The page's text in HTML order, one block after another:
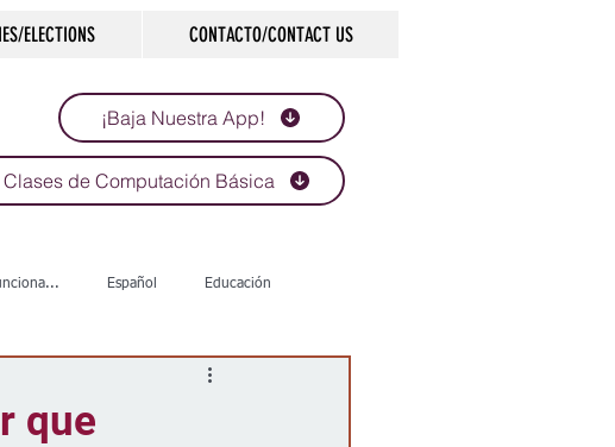
ELECTIONS CONTACTO/CONTACT US
¡Baja Nuestra App!
Clases de Computación Básica
Español Educación
que